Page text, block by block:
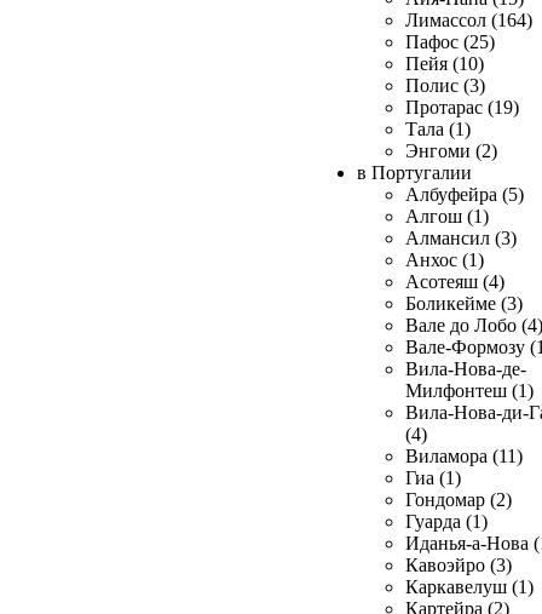
Лимассол (164)
Пафос (25)
Пейя (10)
Полис (3)
Протарас (19)
Тала (1)
Энгоми (2)
в Португалии
Албуфейра (5)
Алгош (1)
Алмансил (3)
Анхос (1)
Асотеяш (4)
Боликейме (3)
Вале до Лобо (4)
Вале-Формозу
Вила-Нова-де-
Милфонтеш (1)
Вила-Нова-ди-
(4)
Виламора (11)
Гиа (1)
Гондомар (2)
Гуарда (1)
Иданья-а-Нова
Кавоэйро (3)
Каркавелуш (1)
Картейра (2)